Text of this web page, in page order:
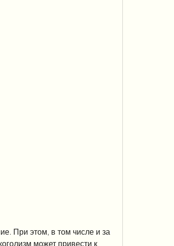
может привести к